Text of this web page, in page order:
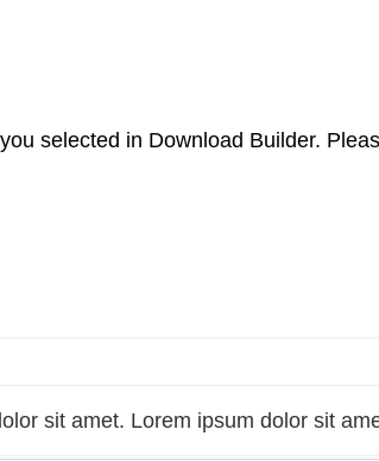
selected in Download Builder.
sit amet. Lorem ipsum dolor sit